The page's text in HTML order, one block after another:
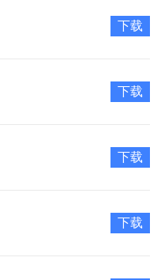
管理智能可追踪。
。
息管理、溯源中心、批次
模块。
下载
下载
下载
下载